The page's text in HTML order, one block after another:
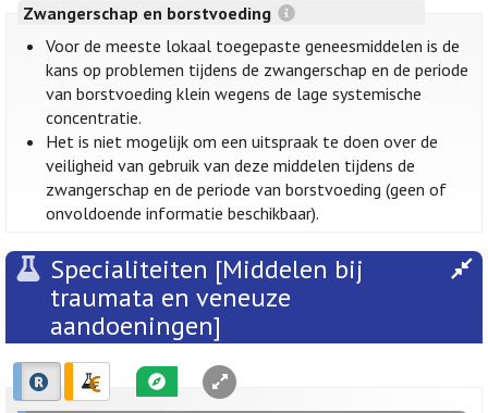
Zwangerschap en borstvoeding
Voor de meeste lokaal toegepaste geneesmiddelen is de
kans op problemen tijdens de zwangerschap en de periode
van borstvoeding klein wegens de lage systemische
concentratie.
Het is niet mogelijk om een uitspraak te doen over de
veiligheid van gebruik van deze middelen tijdens de
zwangerschap en de periode van borstvoeding (geen of
onvoldoende informatie beschikbaar).
Specialiteiten [Middelen bij
traumata en veneuze
aandoeningen]